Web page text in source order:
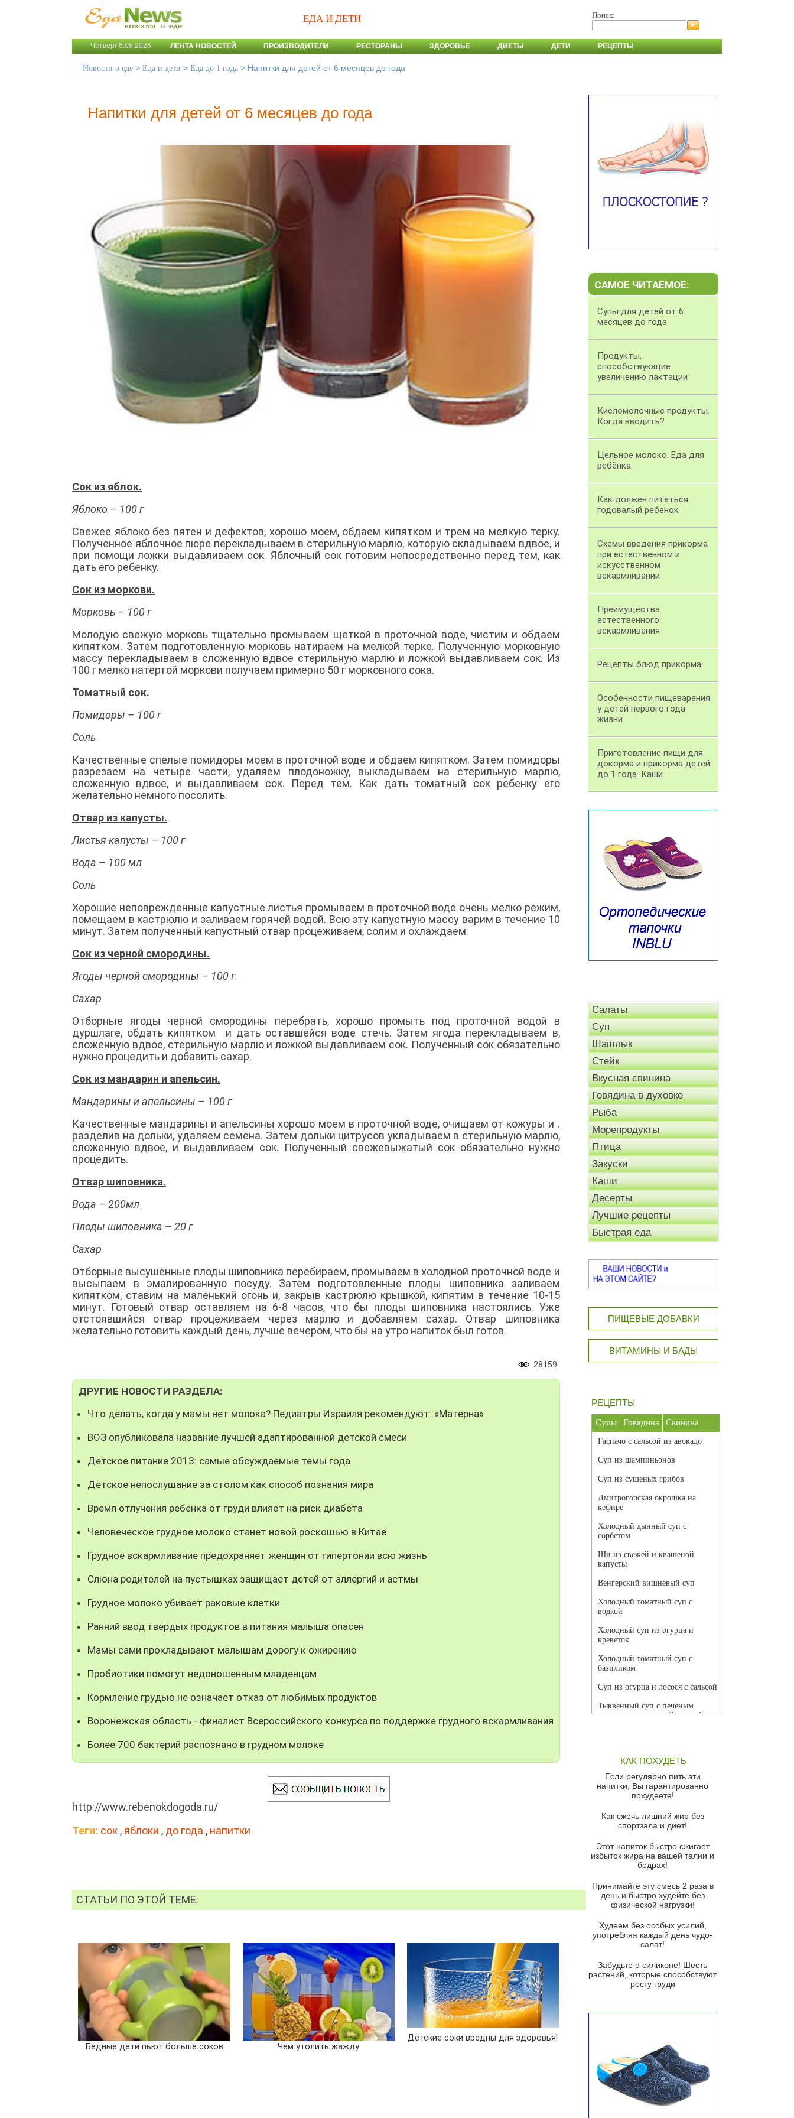
ЕДА И ДЕТИ Поиск:
Четверг 6.08.2026 ЛЕНТА НОВОСТЕЙ ПРОИЗВОДИТЕЛИ РЕСТОРАНЫ ЗДОРОВЬЕ ДИЕТЫ ДЕТИ РЕЦЕПТЫ
Новости о еде > Еда и дети > Еда до 1 года > Напитки для детей от 6 месяцев до года
Напитки для детей от 6 месяцев до года
Сок из яблок.
Яблоко – 100 г
Свежее яблоко без пятен и дефектов, хорошо моем, обдаем кипятком и трем на мелкую терку.
Полученное яблочное пюре перекладываем в стерильную марлю, которую складываем вдвое, и
при помощи ложки выдавливаем сок. Яблочный сок готовим непосредственно перед тем, как
дать его ребенку.
Сок из моркови.
Морковь – 100 г
Молодую свежую морковь тщательно промываем щеткой в проточной воде, чистим и обдаем
кипятком. Затем подготовленную морковь натираем на мелкой терке. Полученную морковную
массу перекладываем в сложенную вдвое стерильную марлю и ложкой выдавливаем сок. Из
100 г мелко натертой моркови получаем примерно 50 г морковного сока.
Томатный сок.
Помидоры – 100 г
Соль
Качественные спелые помидоры моем в проточной воде и обдаем кипятком. Затем помидоры
разрезаем на четыре части, удаляем плодоножку, выкладываем на стерильную марлю,
сложенную вдвое, и выдавливаем сок. Перед тем. Как дать томатный сок ребенку его
желательно немного посолить.
Отвар из капусты.
Листья капусты – 100 г
Вода – 100 мл
Соль
Хорошие неповрежденные капустные листья промываем в проточной воде очень мелко режим,
помещаем в кастрюлю и заливаем горячей водой. Всю эту капустную массу варим в течение 10
минут. Затем полученный капустный отвар процеживаем, солим и охлаждаем.
Сок из черной смородины.
Ягоды черной смородины – 100 г.
Сахар
Отборные ягоды черной смородины перебрать, хорошо промыть под проточной водой в
дуршлаге, обдать кипятком и дать оставшейся воде стечь. Затем ягода перекладываем в,
сложенную вдвое, стерильную марлю и ложкой выдавливаем сок. Полученный сок обязательно
нужно процедить и добавить сахар.
Сок из мандарин и апельсин.
Мандарины и апельсины – 100 г
Качественные мандарины и апельсины хорошо моем в проточной воде, очищаем от кожуры и .
разделив на дольки, удаляем семена. Затем дольки цитрусов укладываем в стерильную марлю,
сложенную вдвое, и выдавливаем сок. Полученный свежевыжатый сок обязательно нужно
процедить.
Отвар шиповника.
Вода – 200мл
Плоды шиповника – 20 г
Сахар
Отборные высушенные плоды шиповника перебираем, промываем в холодной проточной воде и
высыпаем в эмалированную посуду. Затем подготовленные плоды шиповника заливаем
кипятком, ставим на маленький огонь и, закрыв кастрюлю крышкой, кипятим в течение 10-15
минут. Готовый отвар оставляем на 6-8 часов, что бы плоды шиповника настоялись. Уже
отстоявшийся отвар процеживаем через марлю и добавляем сахар. Отвар шиповника
желательно готовить каждый день, лучше вечером, что бы на утро напиток был готов.
28159
ДРУГИЕ НОВОСТИ РАЗДЕЛА:
Что делать, когда у мамы нет молока? Педиатры Израиля рекомендуют: «Матерна»
ВОЗ опубликовала название лучшей адаптированной детской смеси
Детское питание 2013: самые обсуждаемые темы года
Детское непослушание за столом как способ познания мира
Время отлучения ребенка от груди влияет на риск диабета
Человеческое грудное молоко станет новой роскошью в Китае
Грудное вскармливание предохраняет женщин от гипертонии всю жизнь
Слюна родителей на пустышках защищает детей от аллергий и астмы
Грудное молоко убивает раковые клетки
Ранний ввод твердых продуктов в питания малыша опасен
Мамы сами прокладывают малышам дорогу к ожирению
Пробиотики помогут недоношенным младенцам
Кормление грудью не означает отказ от любимых продуктов
Воронежская область - финалист Всероссийского конкурса по поддержке грудного вскармливания
Более 700 бактерий распознано в грудном молоке
http://www.rebenokdogoda.ru/
Теги: сок , яблоки , до года , напитки
СТАТЬИ ПО ЭТОЙ ТЕМЕ:
Бедные дети пьют больше соков Чем утолить жажду
Детские соки вредны для здоровья!
САМОЕ ЧИТАЕМОЕ:
Супы для детей от 6
месяцев до года
Продукты,
способствующие
увеличению лактации
Кисломолочные продукты.
Когда вводить?
Цельное молоко. Еда для
ребёнка.
Как должен питаться
годовалый ребенок
Схемы введения прикорма
при естественном и
искусственном
вскармливании
Преимущества
естественного
вскармливания
Рецепты блюд прикорма
Особенности пищеварения
у детей первого года
жизни
Приготовление пищи для
докорма и прикорма детей
до 1 года. Каши
Салаты
Суп
Шашлык
Стейк
Вкусная свинина
Говядина в духовке
Рыба
Морепродукты
Птица
Закуски
Каши
Десерты
Лучшие рецепты
Быстрая еда
ПИЩЕВЫЕ ДОБАВКИ
ВИТАМИНЫ И БАДЫ
РЕЦЕПТЫ
Супы Говядина Свинина
Гаспачо с сальсой из авокадо
Суп из шампиньонов
Суп из сушеных грибов
Дмитрогорская окрошка на
кефире
Холодный дынный суп с
сорбетом
Щи из свежей и квашеной
капусты
Венгерский вишневый суп
Холодный томатный суп с
водкой
Холодный суп из огурца и
креветок
Холодный томатный суп с
базиликом
Суп из огурца и лосося с сальсой
Тыквенный суп с печеным
чесноком и томатной сальсой
красного перца
Парижский луковый суп
Суп из спаржи и горошка с
Суп-крем из цветной капусты
Французский луковый суп
Суп из баклажанов с моцареллой
Грибной крем-суп с кростини с
козьим сыром
Суп мисо с зеленым луком и
тофу
из рукколы
Португальский чесночный суп с
Ирландский картофельный суп
Суп из пастернака
Пряный морковный суп во время
зимних холодов
КАК ПОХУДЕТЬ
Если регулярно пить эти
напитки, Вы гарантированно
похудеете!
Как сжечь лишний жир без
спортзала и диет!
Этот напиток быстро сжигает
избыток жира на вашей талии и
бедрах!
Принимайте эту смесь 2 раза в
день и быстро худейте без
физической нагрузки!
Худеем без особых усилий,
употребляя каждый день чудо-
салат!
Забудьте о силиконе! Шесть
растений, которые способствуют
росту груди